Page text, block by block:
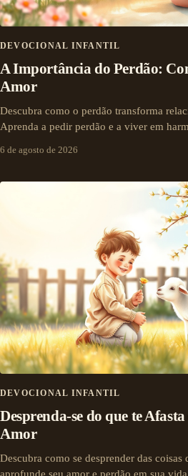
DEVOCIONAL INFANTIL
A Importância do Perdão:
Amor
Descubra como o perdão transforma
Aprenda a pedir perdão e a viver em
6 de agosto de 2026
DEVOCIONAL INFANTIL
Desprenda-se do que te
Amor
Descubra como se desprender das coisas
aprofunde seu amor e perdão em sua